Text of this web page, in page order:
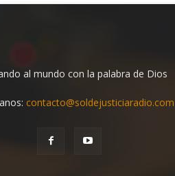
al mundo con la palabra de Dios
contacto@soldejusticiaradio.com